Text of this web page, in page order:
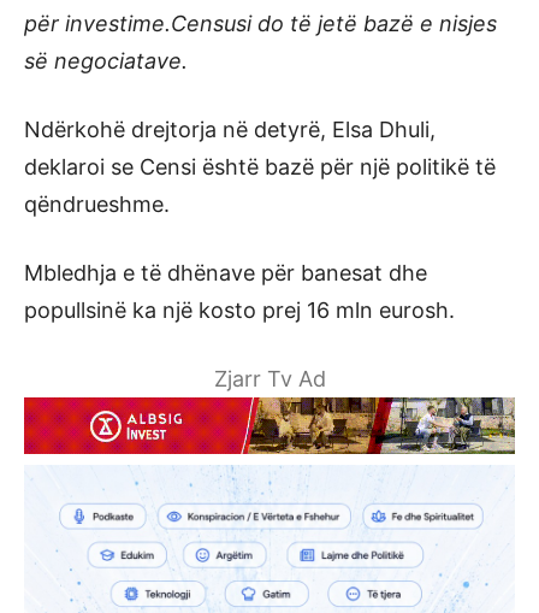
për investime.Censusi do të jetë bazë e nisjes
së negociatave.
Ndërkohë drejtorja në detyrë, Elsa Dhuli,
deklaroi se Censi është bazë për një politikë të
qëndrueshme.
Mbledhja e të dhënave për banesat dhe
popullsinë ka një kosto prej 16 mln eurosh.
Zjarr Tv Ad